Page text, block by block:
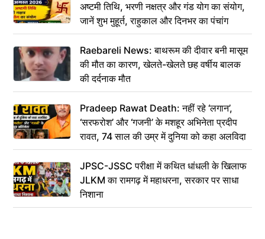
अष्टमी तिथि, भरणी नक्षत्र और गंड योग का संयोग,
जानें शुभ मुहूर्त, राहुकाल और दिनभर का पंचांग
Raebareli News: बाथरूम की दीवार बनी मासूम
की मौत का कारण, खेलते-खेलते छह वर्षीय बालक
की दर्दनाक मौत
Pradeep Rawat Death: नहीं रहे ‘लगान’,
‘सरफरोश’ और ‘गजनी’ के मशहूर अभिनेता प्रदीप
रावत, 74 साल की उम्र में दुनिया को कहा अलविदा
JPSC-JSSC परीक्षा में कथित धांधली के खिलाफ
JLKM का रामगढ़ में महाधरना, सरकार पर साधा
निशाना